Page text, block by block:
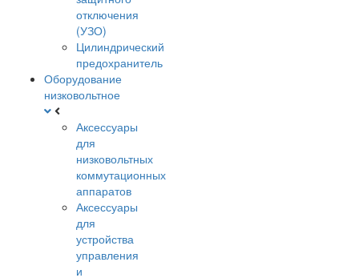
отключения
(УЗО)
Цилиндрический
предохранитель
Оборудование
низковольтное
Аксессуары
для
низковольтных
коммутационных
аппаратов
Аксессуары
для
устройства
управления
и